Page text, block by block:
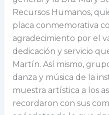
Recursos Humanos,
placa conmemorativa
agradecimiento por el
dedicación y servicio
Martín. Así mismo,
danza y música de la
muestra artística a los
recordaron con sus